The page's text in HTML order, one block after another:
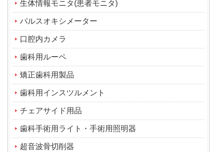
生体情報モニタ(患者モニタ)
パルスオキシメーター
口腔内カメラ
歯科用ルーペ
矯正歯科用製品
歯科用インスツルメント
チェアサイド用品
歯科手術用ライト・手術用照明器
超音波骨切削器